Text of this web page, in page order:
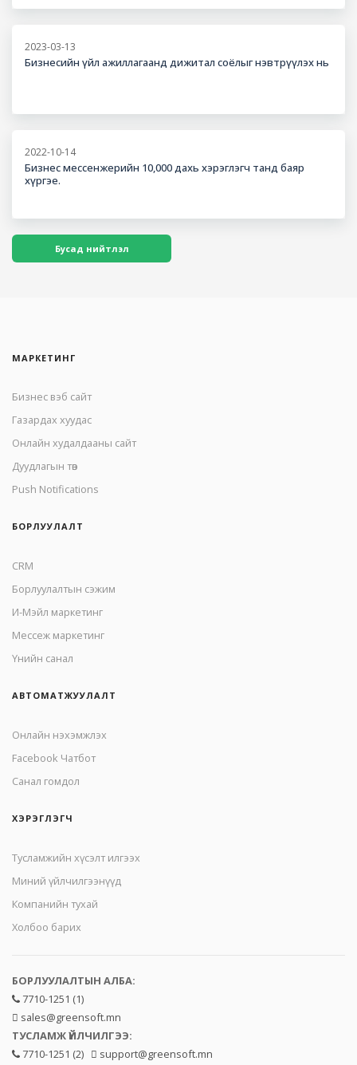
2023-03-13
Бизнесийн үйл ажиллагаанд дижитал соёлыг нэвтрүүлэх нь
2022-10-14
Бизнес мессенжерийн 10,000 дахь хэрэглэгч танд баяр
хүргэе.
Бусад нийтлэл
МАРКЕТИНГ
Бизнес вэб сайт
Газардах хуудас
Онлайн худалдааны сайт
Дуудлагын төв
Push Notifications
БОРЛУУЛАЛТ
CRM
Борлуулалтын сэжим
И-Мэйл маркетинг
Mессеж маркетинг
Үнийн санал
АВТОМАТЖУУЛАЛТ
Онлайн нэхэмжлэх
Facebook Чатбот
Санал гомдол
ХЭРЭГЛЭГЧ
Тусламжийн хүсэлт илгээх
Миний үйлчилгээнүүд
Компанийн тухай
Холбоо барих
БОРЛУУЛАЛТЫН АЛБА:
7710-1251 (1)
sales@greensoft.mn
ТУСЛАМЖ ҮЙЛЧИЛГЭЭ:
7710-1251 (2)
support@greensoft.mn